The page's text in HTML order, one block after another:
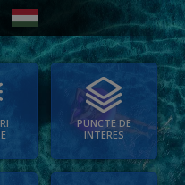
PUNCTE DE
INTERES